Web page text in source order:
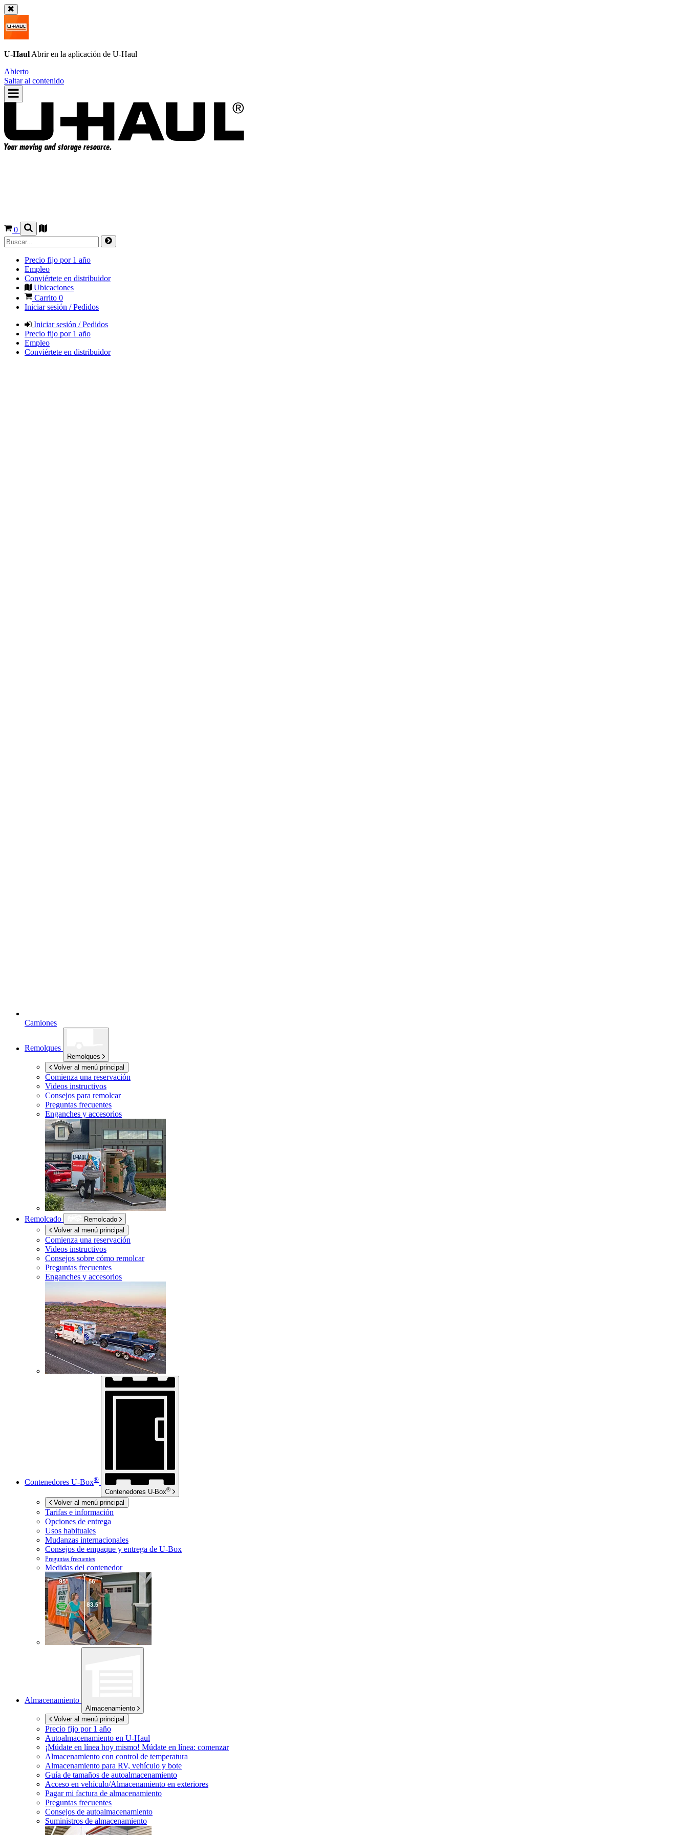
U-Haul Abrir en la aplicación de U-Haul
Abierto
Saltar al contenido
0
Precio fijo por 1 año
Empleo
Conviértete en distribuidor
Ubicaciones
Carrito 0
Iniciar sesión / Pedidos
Iniciar sesión / Pedidos
Precio fijo por 1 año
Empleo
Conviértete en distribuidor
Camiones
Remolques
Remolques
Volver al menú principal
Comienza una reservación
Videos instructivos
Consejos para remolcar
Preguntas frecuentes
Enganches y accesorios
Remolcado
Remolcado
Volver al menú principal
Comienza una reservación
Videos instructivos
Consejos sobre cómo remolcar
Preguntas frecuentes
Enganches y accesorios
Contenedores U-Box®
Contenedores U-Box®
Volver al menú principal
Tarifas e información
Opciones de entrega
Usos habituales
Mudanzas internacionales
Consejos de empaque y entrega de U-Box
Preguntas frecuentes
Medidas del contenedor
Almacenamiento
Almacenamiento
Volver al menú principal
Precio fijo por 1 año
Autoalmacenamiento en U-Haul
¡Múdate en línea hoy mismo! Múdate en línea: comenzar
Almacenamiento con control de temperatura
Almacenamiento para RV, vehículo y bote
Guía de tamaños de autoalmacenamiento
Acceso en vehículo/Almacenamiento en exteriores
Pagar mi factura de almacenamiento
Preguntas frecuentes
Consejos de autoalmacenamiento
Suministros de almacenamiento